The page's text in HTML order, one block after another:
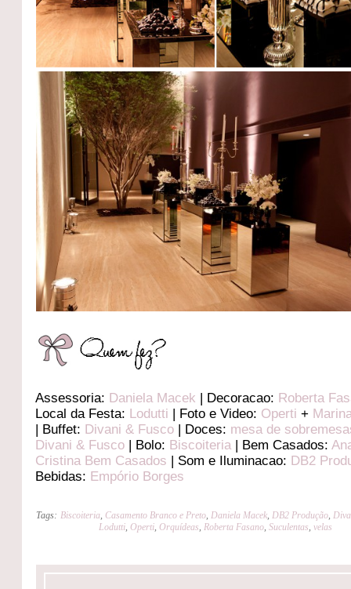
Assessoria: Daniela Macek | Decoracao: Roberta
Local da Festa: Lodutti | Foto e Video: Operti +
| Buffet: Divani & Fusco | Doces: mesa de
Divani & Fusco | Bolo: Biscoiteria| Bem Casados:
Cristina Bem Casados | Som e Iluminacao: DB2
Bebidas: Empório Borges
Tags: Biscoiteria, Casamento Branco e Preto, Daniela Macek, DB2 Produção,
Lodutti, Operti, Orquídeas, Roberta Fasano, Suculentas, velas